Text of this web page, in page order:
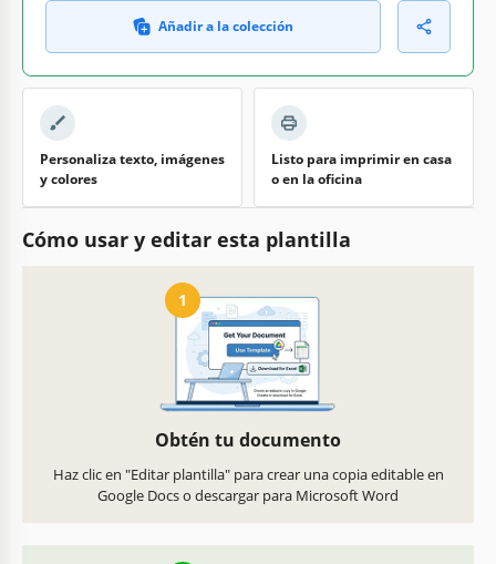
Añadir a la colección
Personaliza texto, imágenes
y colores
Listo para imprimir en casa
o en la oficina
Cómo usar y editar esta plantilla
1
Obtén tu documento
Haz clic en "Editar plantilla" para crear una copia editable en
Google Docs o descargar para Microsoft Word